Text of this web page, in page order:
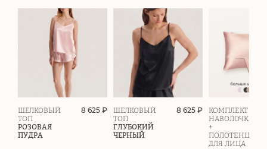
ШЕЛКОВЫЙ
ТОП
РОЗОВАЯ
ПУДРА
8 625 ₽
ШЕЛКОВЫЙ
ТОП
ГЛУБОКИЙ
ЧЕРНЫЙ
8 625 ₽
КОМПЛЕКТ
НАВОЛОЧКА
+
ПОЛОТЕНЦЕ
ДЛЯ ЛИЦА